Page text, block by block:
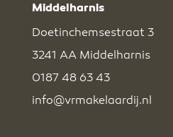
Middelharnis
Doetinchemsestraat 3
3241 AA Middelharnis
0187 48 63 43
info@vrmakelaardij.nl